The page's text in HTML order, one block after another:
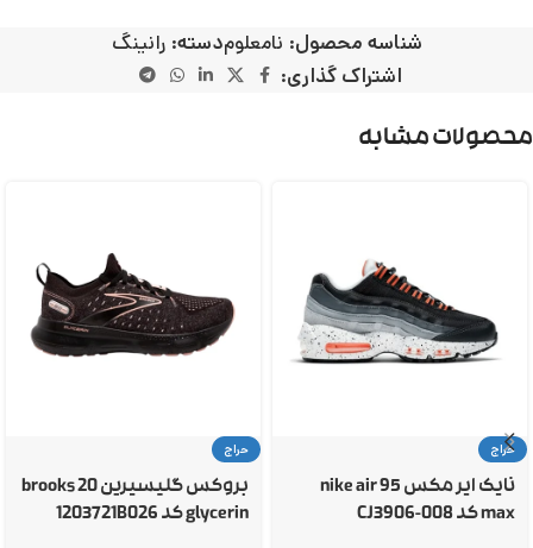
شناسه محصول: نامعلومدسته: رانینگ
اشتراک گذاری:
محصولات مشابه
حراج
نایک ایر مکس 95 nike air
max کد CJ3906-008
حراج
بروکس گلیسیرین 20 brooks
glycerin کد 1203721B026